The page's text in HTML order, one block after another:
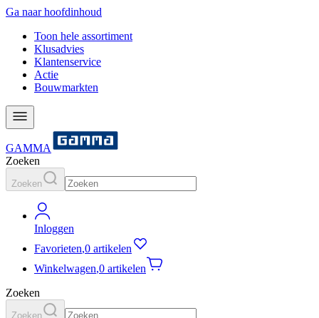
Ga naar hoofdinhoud
Toon hele assortiment
Klusadvies
Klantenservice
Actie
Bouwmarkten
GAMMA
Zoeken
Zoeken
Inloggen
Favorieten,0 artikelen
Winkelwagen,0 artikelen
Zoeken
Zoeken